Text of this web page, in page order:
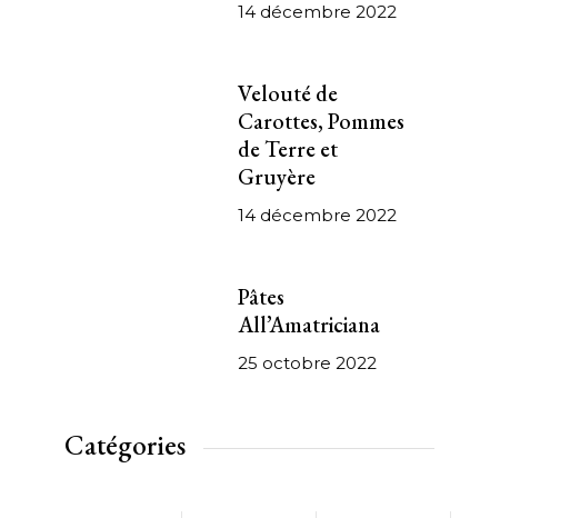
14 décembre 2022
Velouté de
Carottes, Pommes
de Terre et
Gruyère
14 décembre 2022
Pâtes
All’Amatriciana
25 octobre 2022
Catégories